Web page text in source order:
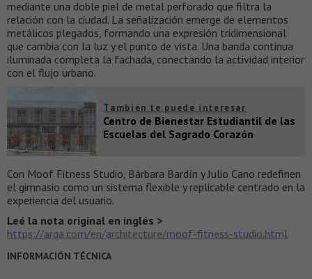
mediante una doble piel de metal perforado que filtra la
relación con la ciudad. La señalización emerge de elementos
metálicos plegados, formando una expresión tridimensional
que cambia con la luz y el punto de vista. Una banda continua
iluminada completa la fachada, conectando la actividad interior
con el flujo urbano.
También te puede interesar
Centro de Bienestar Estudiantil de las
Escuelas del Sagrado Corazón
Con Moof Fitness Studio, Bárbara Bardín y Julio Cano redefinen
el gimnasio como un sistema flexible y replicable centrado en la
experiencia del usuario.
Leé la nota original en inglés >
https://arqa.com/en/architecture/moof-fitness-studio.html
INFORMACIÓN TÉCNICA